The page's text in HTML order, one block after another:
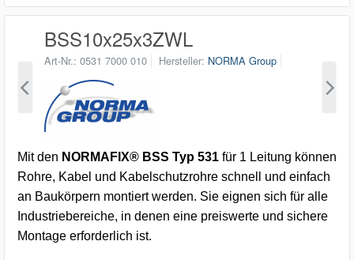
BSS10x25x3ZWL
Art-Nr. 0531 7000 010 Hersteller NORMA Group
Mit den NORMAFIX® BSS Typ 531 für 1 Leitung können
Rohre, Kabel und Kabelschutzrohre schnell und einfach
an Baukörpern montiert werden. Sie eignen sich für alle
Industriebereiche, in denen eine preiswerte und sichere
Montage erforderlich ist.